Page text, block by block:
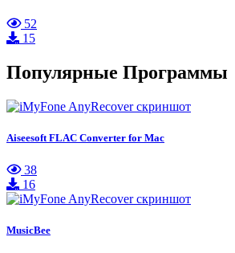
52
15
Популярные Программы
Aiseesoft FLAC Converter for Mac
38
16
MusicBee